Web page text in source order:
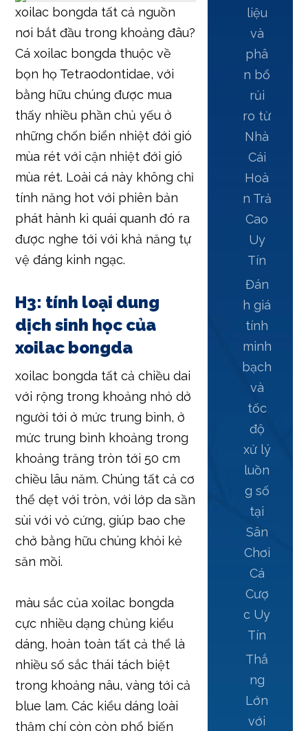
xoilac bongda tất cả nguồn
nơi bắt đầu trong khoảng đâu?
Cá xoilac bongda thuộc về
bọn họ Tetraodontidae, với
bằng hữu chúng được mua
thấy nhiều phần chủ yếu ở
những chốn biển nhiệt đới gió
mùa rét với cận nhiệt đới gió
mùa rét. Loài cá này không chỉ
tính năng hot với phiên bản
phát hành kì quái quanh đó ra
được nghe tới với khả năng tự
vệ đáng kinh ngạc.
H3: tính loại dung
dịch sinh học của
xoilac bongda
xoilac bongda tất cả chiều dai
với rộng trong khoảng nhỏ dở
người tới ở mức trung bình, ở
mức trung bình khoảng trong
khoảng trăng tròn tới 50 cm
chiều lâu năm. Chúng tất cả cơ
thể dẹt với tròn, với lớp da sần
sùi với vỏ cứng, giúp bao che
chở bằng hữu chúng khỏi kẻ
săn mồi.
màu sắc của xoilac bongda
cực nhiều dạng chủng kiểu
dáng, hoàn toàn tất cả thể là
nhiều số sắc thái tách biệt
trong khoảng nâu, vàng tới cả
blue lam. Các kiểu dáng loài
thậm chí còn còn phổ biến
liệu
và
phâ
n bổ
rủi
ro từ
Nhà
Cái
Hoà
n Trả
Cao
Uy
Tín
Đán
h giá
tính
minh
bạch
và
tốc
độ
xử lý
luồn
g số
tại
Sân
Chơi
Cá
Cượ
c Uy
Tín
Thắ
ng
Lớn
với